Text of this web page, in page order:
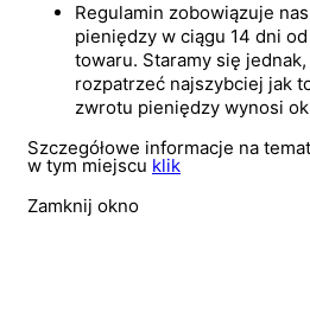
Regulamin zobowiązuje
pieniędzy w ciągu 14 dni
towaru. Staramy się
rozpatrzeć najszybciej jak
zwrotu pieniędzy wynosi
Szczegółowe informacje na
w tym miejscu klik
Zamknij okno